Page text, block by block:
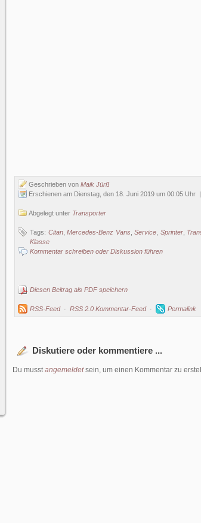
Geschrieben von Maik Jürß
Erschienen am Dienstag, den 18. Juni 2019 um 00:05 Uhr
Abgelegt unter Transporter
Tags: Citan,Mercedes-Benz Vans ,Service Sprinter,
Klasse
Kommentar schreiben oder Diskussion führen
Diesen Beitrag als PDF speichern
RSS-Feed· RSS 2.0 Kommentar-Feed· Permalink
Diskutiere oder kommentiere ...
Du musstangemeldetsein, um einen Kommentar zu